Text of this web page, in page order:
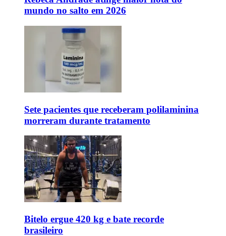
mundo no salto em 2026
Sete pacientes que receberam polilaminina
morreram durante tratamento
Bitelo ergue 420 kg e bate recorde
brasileiro